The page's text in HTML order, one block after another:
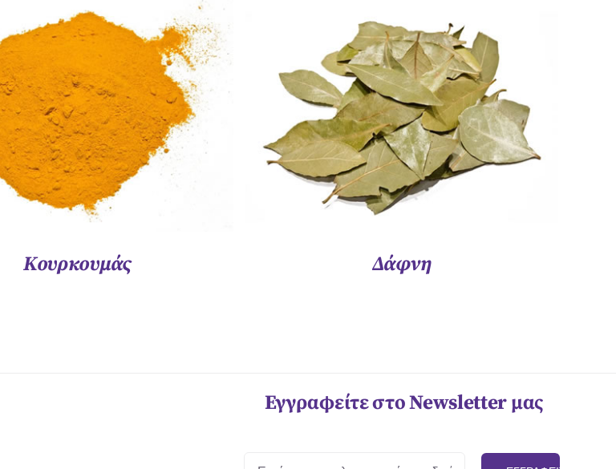
ΓΡΉΓΟΡΗ ΠΡΟΒΟΛΉ
Κουρκουμάς
ΓΡΉΓΟΡΗ ΠΡΟΒΟΛΉ
Δάφνη
Εγγραφείτε στο Newsletter μας